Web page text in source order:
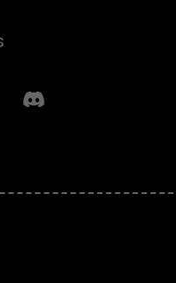
Discord